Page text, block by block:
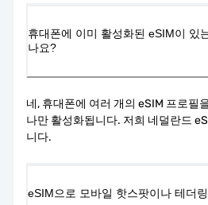
휴대폰에 이미 활성화된 eSIM이 있
나요?
네, 휴대폰에 여러 개의 eSIM 프로필
나만 활성화됩니다. 저희 네덜란드
니다.
eSIM으로 모바일 핫스팟이나 테더